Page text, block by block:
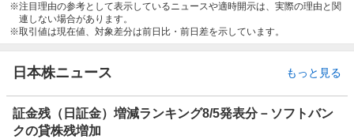
注目理由の参考として表示しているニュースや適時開示は、実際の理由と関
連しない場合があります。
取引値は現在値、対象差分は前日比・前日差を示しています。
日本株ニュース もっと見る
証金残（日証金）増減ランキング8/5発表分－ソフトバン
クの貸株残増加